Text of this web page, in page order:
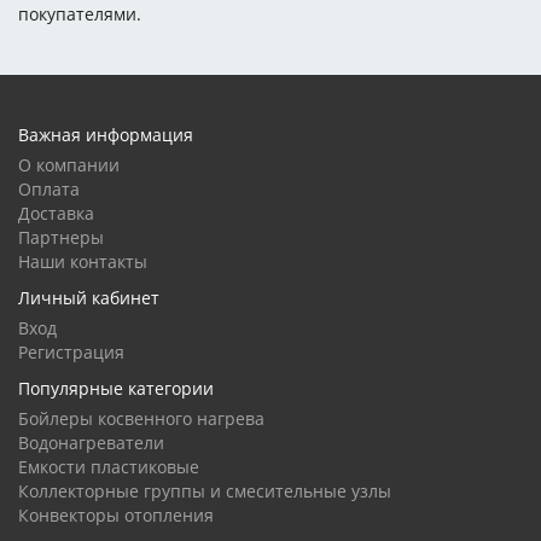
покупателями.
Важная информация
О компании
Оплата
Доставка
Партнеры
Наши контакты
Личный кабинет
Вход
Регистрация
Популярные категории
Бойлеры косвенного нагрева
Водонагреватели
Емкости пластиковые
Коллекторные группы и смесительные узлы
Конвекторы отопления